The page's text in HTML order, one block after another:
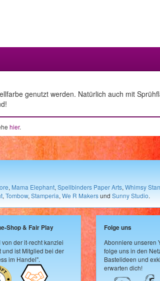
genutzt werden. Natürlich auch mit
hier.
, Mama Elephant, Spellbinders Paper Arts, Whimsy
, Tombow, Stamperia, We R Makersund Sunny Studio.
Shop & Fair Play
der it-recht kanzlei
und ist Mitglied bei der
im Handel".
Folge uns
Abonniere unseren
folge uns in den
Bastelideen und
erwarten dich!